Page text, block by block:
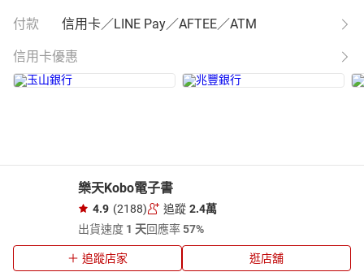
付款 信用卡／LINE Pay／AFTEE／ATM
信用卡優惠
樂天Kobo電子書
4.9 (2188) 追蹤 2.4萬
出貨速度 1 天回應率57%
追蹤店家 逛店舖